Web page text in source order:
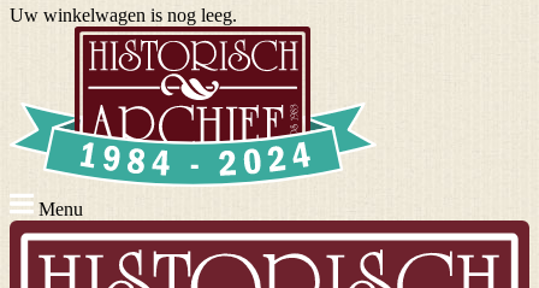
Uw winkelwagen is nog leeg.
Menu